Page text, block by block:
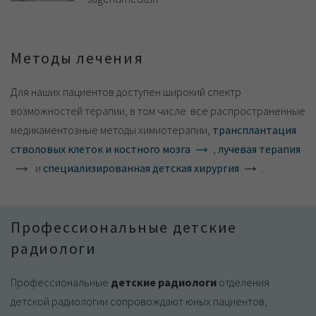
Методы лечения
Для наших пациентов доступен широкий спектр
возможностей терапии, в том числе все распространенные
медикаментозные методы химиотерапии, трансплантация
стволовых клеток и костного мозга
, лучевая терапия
и специализированная детская хирургия .
Профессиональные детские
радиологи
Профессиональные детские радиологи отделения
детской радиологии сопровождают юных пациентов,